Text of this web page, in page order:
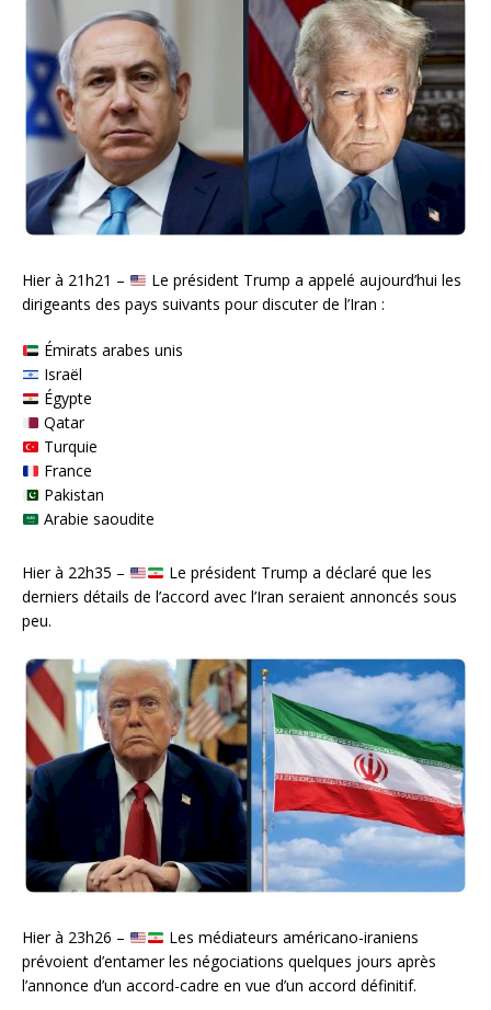
Hier à 21h21 –
Le président Trump a appelé aujourd’hui les
dirigeants des pays suivants pour discuter de l’Iran :
Émirats arabes unis
Israël
Égypte
Qatar
Turquie
France
Pakistan
Arabie saoudite
Hier à 22h35 –
Le président Trump a déclaré que les
derniers détails de l’accord avec l’Iran seraient annoncés sous
peu.
Hier à 23h26 –
Les médiateurs américano-iraniens
prévoient d’entamer les négociations quelques jours après
l’annonce d’un accord-cadre en vue d’un accord définitif.